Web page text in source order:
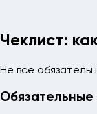
Чеклист:
Не все
Обязательные